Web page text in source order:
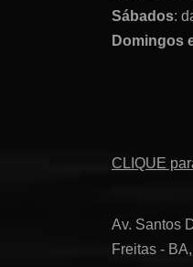
Sábados:
Domingos
CLIQUE
Av. Santos
Freitas -